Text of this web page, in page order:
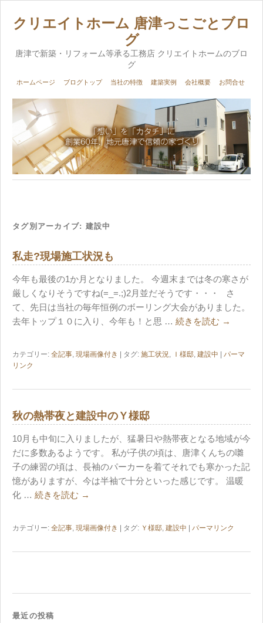
クリエイトホーム 唐津っこごとブロ
グ
唐津で新築・リフォーム等承る工務店 クリエイトホームのブロ
グ
ホームページ ブログトップ 当社の特徴 建築実例 会社概要 お問合せ
タグ別アーカイブ: 建設中
私走?現場施工状況も
今年も最後の1か月となりました。 今週末までは冬の寒さが
厳しくなりそうですね(=_=.;)2月並だそうです・・・ さ
て、先日は当社の毎年恒例のボーリング大会がありました。
去年トップ１０に入り、今年も！と思 … 続きを読む →
カテゴリー: 全記事, 現場画像付き | タグ: 施工状況, Ｉ様邸, 建設中
パーマ
リンク
秋の熱帯夜と建設中のＹ様邸
10月も中旬に入りましたが、猛暑日や熱帯夜となる地域が今
だに多数あるようです。 私が子供の頃は、唐津くんちの囃
子の練習の頃は、長袖のパーカーを着てそれでも寒かった記
憶がありますが、今は半袖で十分といった感じです。 温暖
化 … 続きを読む →
カテゴリー: 全記事, 現場画像付き | タグ: Ｙ様邸, 建設中 パーマリンク
最近の投稿